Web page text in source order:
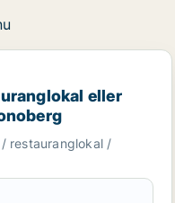
eller showroom
eller
restauranglokal /